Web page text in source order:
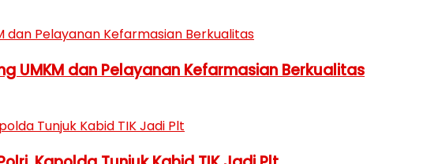
UMKM dan Pelayanan Kefarmasian Berkualitas